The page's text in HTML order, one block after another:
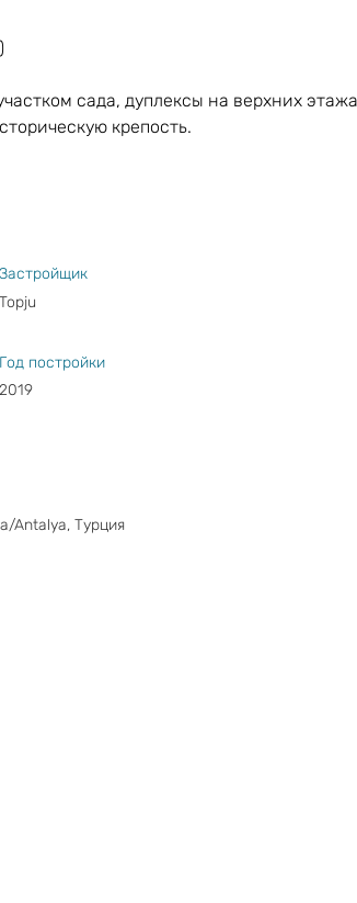
сада, дуплексы на верхних
крепость.
Застройщик
Topju
Год постройки
2019
Antalya, Турция